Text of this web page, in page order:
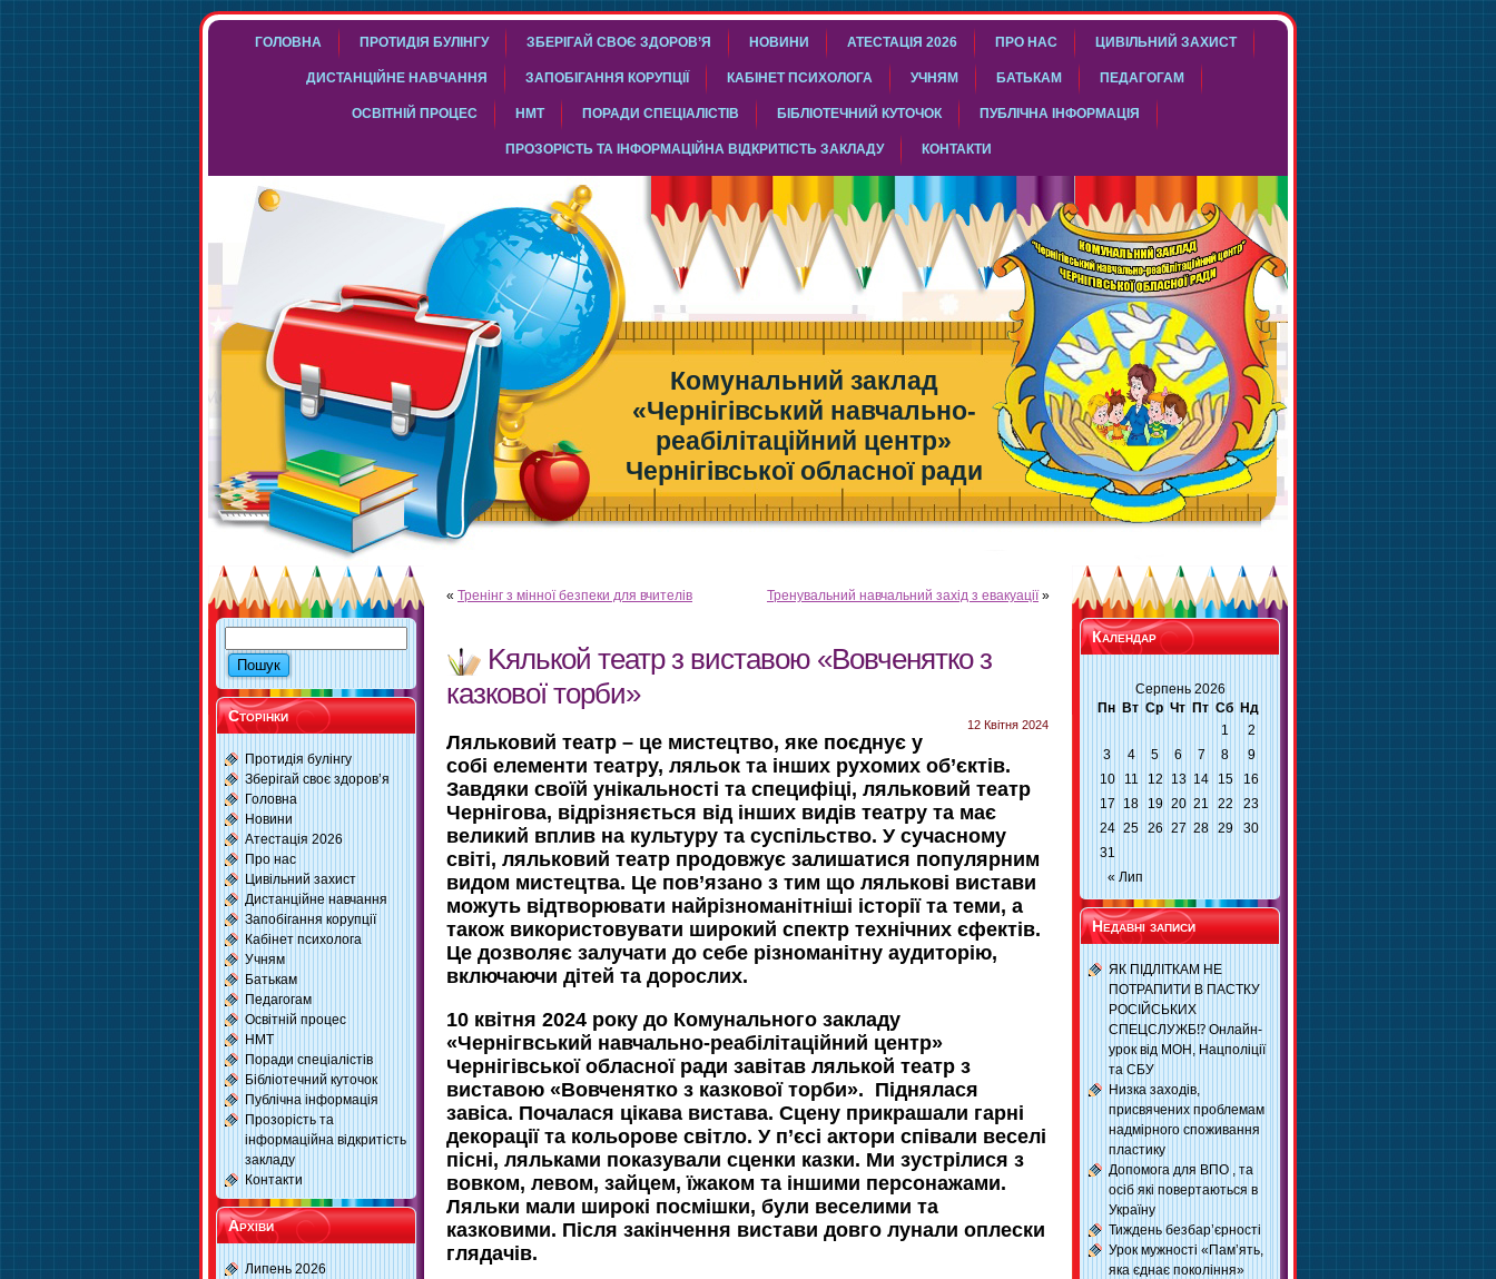
ГОЛОВНА ПРОТИДІЯ БУЛІНГУ ЗБЕРІГАЙ СВОЄ ЗДОРОВ’Я НОВИНИ АТЕСТАЦІЯ 2026 ПРО НАС ЦИВІЛЬНИЙ ЗАХИСТ
ДИСТАНЦІЙНЕ НАВЧАННЯ ЗАПОБІГАННЯ КОРУПЦІЇ КАБІНЕТ ПСИХОЛОГА УЧНЯМ БАТЬКАМ ПЕДАГОГАМ
ОСВІТНІЙ ПРОЦЕС НМТ ПОРАДИ СПЕЦІАЛІСТІВ БІБЛІОТЕЧНИЙ КУТОЧОК ПУБЛІЧНА ІНФОРМАЦІЯ
ПРОЗОРІСТЬ ТА ІНФОРМАЦІЙНА ВІДКРИТІСТЬ ЗАКЛАДУ КОНТАКТИ
Комунальний заклад
«Чернігівський навчально-
реабілітаційний центр»
Чернігівської обласної ради
Сторінки
Протидія булінгу
Зберігай своє здоров’я
Головна
Новини
Атестація 2026
Про нас
Цивільний захист
Дистанційне навчання
Запобігання корупції
Кабінет психолога
Учням
Батькам
Педагогам
Освітній процес
НМТ
Поради спеціалістів
Бібліотечний куточок
Публічна інформація
Прозорість та
інформаційна відкритість
закладу
Контакти
Архіви
Липень 2026
« Тренінг з мінної безпеки для вчителів Тренувальний навчальний захід з евакуації»
Kялькой театр з виставою «Вовченятко з
казкової торби»
12 Квітня 2024
Ляльковий театр – це мистецтво, яке поєднує у
собі елементи театру, ляльок та інших рухомих об’єктів.
Завдяки своїй унікальності та специфіці, ляльковий театр
Чернігова, відрізняється від інших видів театру та має
великий вплив на культуру та суспільство. У сучасному
світі, ляльковий театр продовжує залишатися популярним
видом мистецтва. Це пов’язано з тим що лялькові вистави
можуть відтворювати найрізноманітніші історії та теми, а
також використовувати широкий спектр технічних єфектів.
Це дозволяє залучати до себе різноманітну аудиторію,
включаючи дітей та дорослих.
10 квітня 2024 року до Комунального закладу
«Чернігвський навчально-реабілітаційний центр»
Чернігівської обласної ради завітав лялькой театр з
виставою «Вовченятко з казкової торби». Піднялася
завіса. Почалася цікава вистава. Сцену прикрашали гарні
декорації та кольорове світло. У п’єсі актори співали веселі
пісні, ляльками показували сценки казки. Ми зустрілися з
вовком, левом, зайцем, їжаком та іншими персонажами.
Ляльки мали широкі посмішки, були веселими та
казковими. Після закінчення вистави довго лунали оплески
глядачів.
Календар
Серпень 2026
Пн
Вт Ср Чт Пт Сб Нд
« Лип
1
2
3
4 5 6 7 8
9
10
11 12 13 14 15
16
17
18 19 20 21 22
23
24 25 26 27 28 29
30
31
Недавні записи
ЯК ПІДЛІТКАМ НЕ
ПОТРАПИТИ В ПАСТКУ
РОСІЙСЬКИХ
СПЕЦСЛУЖБ⁉️ Онлайн-
урок від МОН, Нацполіції
та СБУ
Низка заходів,
присвячених проблемам
надмірного споживання
пластику
Допомога для ВПО , та
осіб які повертаються в
Україну
Тиждень безбар’єрності
Урок мужності «Пам’ять,
яка єднає покоління»